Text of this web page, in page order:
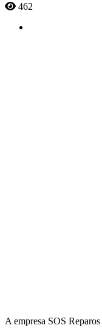
462
A empresa SOS